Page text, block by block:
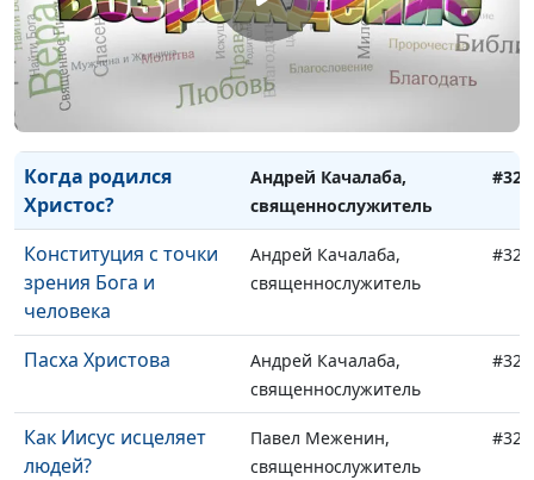
день студента
священнослужитель
Новый год: как
встретить и
прожить?
Андрей Качалаба,
священнослужитель
Когда родился
Христос?
Андрей Качалаба,
священнослужитель
#323
Конституция с точки
зрения Бога и
человека
Андрей Качалаба,
священнослужитель
#322
Пасха Христова
Андрей Качалаба,
священнослужитель
#321
Как Иисус исцеляет
людей?
Павел Меженин,
священнослужитель
#320